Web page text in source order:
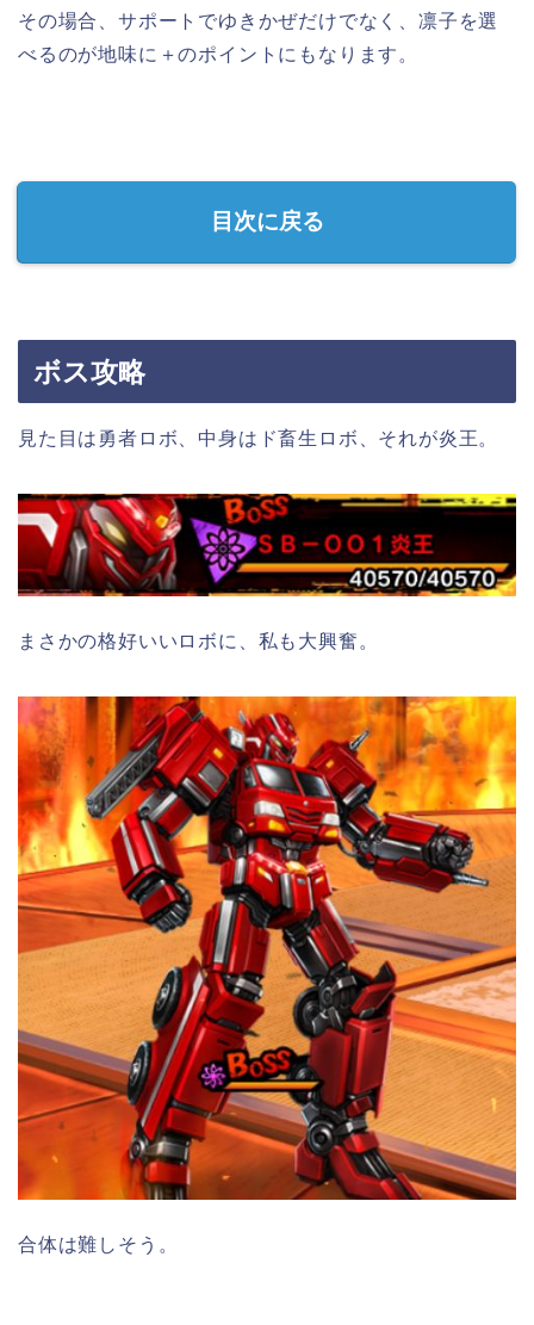
その場合、サポートでゆきかぜだけでなく、凛子を選
べるのが地味に＋のポイントにもなります。
目次に戻る
ボス攻略
見た目は勇者ロボ、中身はド畜生ロボ、それが炎王。
まさかの格好いいロボに、私も大興奮。
合体は難しそう。